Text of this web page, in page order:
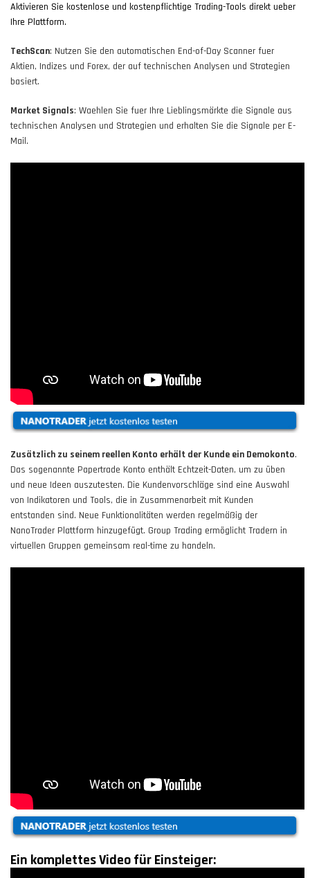
Aktivieren Sie kostenlose und kostenpflichtige Trading-Tools direkt ueber
Ihre Plattform.
TechScan: Nutzen Sie den automatischen End-of-Day Scanner fuer
Aktien, Indizes und Forex, der auf technischen Analysen und Strategien
basiert.
Market Signals: Waehlen Sie fuer Ihre Lieblingsmärkte die Signale aus
technischen Analysen und Strategien und erhalten Sie die Signale per E-
Mail.
Zusätzlich zu seinem reellen Konto erhält der Kunde ein Demokonto.
Das sogenannte Papertrade Konto enthält Echtzeit-Daten, um zu üben
und neue Ideen auszutesten. Die Kundenvorschläge sind eine Auswahl
von Indikatoren und Tools, die in Zusammenarbeit mit Kunden
entstanden sind. Neue Funktionalitäten werden regelmäßig der
NanoTrader Plattform hinzugefügt. Group Trading ermöglicht Tradern in
virtuellen Gruppen gemeinsam real-time zu handeln.
Ein komplettes Video für Einsteiger: